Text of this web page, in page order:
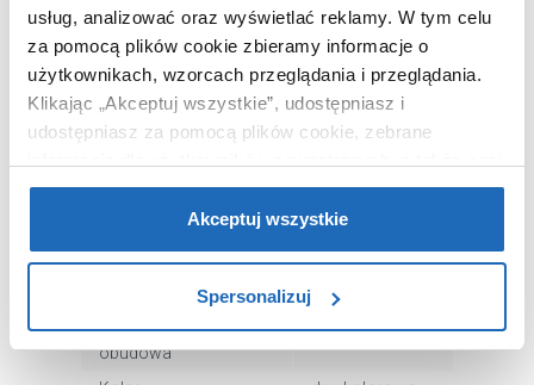
usług, analizować oraz wyświetlać reklamy. W tym celu
za pomocą plików cookie zbieramy informacje o
użytkownikach, wzorcach przeglądania i przeglądania.
Klikając „Akceptuj wszystkie”, udostępniasz i
udostępniasz za pomocą plików cookie, zebrane
partnerzy reklamowi.Jeśli chcesz, włącz „Tylko
wymagane pliki cookie”.Pamiętaj jednak, że
zablokowane niektóre pliki cookie mogą mieć wpływ na
Aby uzyskać więcej informacji na temat plików plików
Akceptuj wszystkie
Spersonalizuj
Marka
Ravak
Seria
Ypsilon Wall
Dłuższy bok
178 cm
Krótszy bok
86 cm
Kształt
inna
akrylowa
Zintegrowana
obudowa
tak